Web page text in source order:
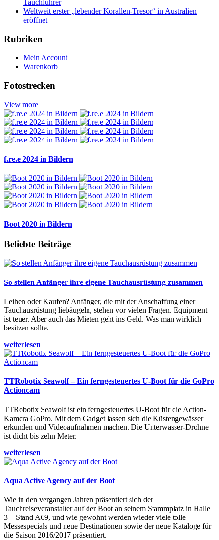
Tauchführer
Weltweit erster „lebender Korallen-Tresor“ in Australien
eröffnet
Rubriken
Mein Account
Warenkorb
Fotostrecken
View more
f.re.e 2024 in Bildern
Boot 2020 in Bildern
Beliebte Beiträge
So stellen Anfänger ihre eigene Tauchausrüstung zusammen
Leihen oder Kaufen? Anfänger, die mit der Anschaffung einer
Tauchausrüstung liebäugeln, stehen vor vielen Fragen. Equipment
ist teuer. Aber auch das Mieten geht ins Geld. Was man wirklich
besitzen sollte.
weiterlesen
TTRobotix Seawolf – Ein ferngesteuertes U-Boot für die GoPro
Actioncam
TTRobotix Seawolf ist ein ferngesteuertes U-Boot für die Action-
Kamera GoPro. Mit dem Gadget lassen sich die Küstengewässer
erkunden und Videoaufnahmen machen. Die Unterwasser-Drohne
ist dicht bis zehn Meter.
weiterlesen
Aqua Active Agency auf der Boot
Wie in den vergangen Jahren präsentiert sich der
Tauchreiseveranstalter auf der Boot an seinem Stammplatz in Halle
3 – Stand A69, und wie gewohnt werden wieder viele tolle
Messespecials und neue Destinationen sowie der neue Kataloge für
die Saison 2016/2017 präsentiert.